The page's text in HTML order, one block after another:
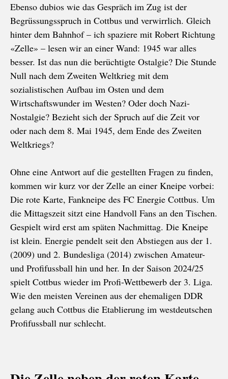
Ebenso dubios wie das Gespräch im Zug ist der
Begrüssungsspruch in Cottbus und verwirrlich. Gleich
hinter dem Bahnhof – ich spaziere mit Robert Richtung
«Zelle» – lesen wir an einer Wand: 1945 war alles
besser. Ist das nun die berüchtigte Ostalgie? Die Stunde
Null nach dem Zweiten Weltkrieg mit dem
sozialistischen Aufbau im Osten und dem
Wirtschaftswunder im Westen? Oder doch Nazi-
Nostalgie? Bezieht sich der Spruch auf die Zeit vor
oder nach dem 8. Mai 1945, dem Ende des Zweiten
Weltkriegs?
Ohne eine Antwort auf die gestellten Fragen zu finden,
kommen wir kurz vor der Zelle an einer Kneipe vorbei:
Die rote Karte, Fankneipe des FC Energie Cottbus. Um
die Mittagszeit sitzt eine Handvoll Fans an den Tischen.
Gespielt wird erst am späten Nachmittag. Die Kneipe
ist klein. Energie pendelt seit den Abstiegen aus der 1.
(2009) und 2. Bundesliga (2014) zwischen Amateur-
und Profifussball hin und her. In der Saison 2024/25
spielt Cottbus wieder im Profi-Wettbewerb der 3. Liga.
Wie den meisten Vereinen aus der ehemaligen DDR
gelang auch Cottbus die Etablierung im westdeutschen
Profifussball nur schlecht.